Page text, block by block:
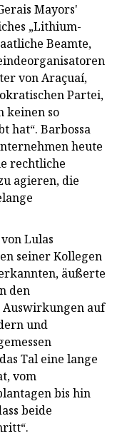
Mayors'
„Lithium-
Beamte,
von Araçuaí,
Partei,
keinen so
hat“. Barbossa
heute
rechtliche
agieren, die
Lulas
seiner Kollegen
äußerte
den
auf
und
Tal eine lange
vom
bis hin
beide